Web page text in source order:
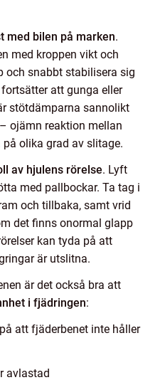
med bilen på marken.
med kroppen vikt och
och snabbt stabilisera sig
att gunga eller
stötdämparna sannolikt
ojämn reaktion mellan
olika grad av slitage.
av hjulens rörelse. Lyft
med pallbockar. Ta tag i
och tillbaka, samt vrid
det finns onormal glapp
kan tyda på att
är utslitna.
är det också bra att
i fjädringen:
att fjäderbenet inte håller
avlastad